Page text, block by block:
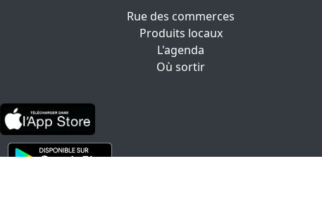
Rue des commerces
Produits locaux
L'agenda
Où sortir